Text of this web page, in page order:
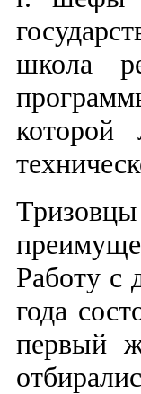
школа
которой
Работу с
года
первый